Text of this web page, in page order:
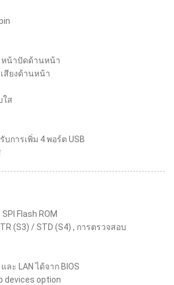
หน้าปัดด้านหน้า
สียงด้านหน้า
ใส
บการเพิ่ม 4 พอร์ต USB
Flash ROM
(S3) / STD (S4) , การตรวจสอบ
ะ LAN ได้จาก BIOS
devices option